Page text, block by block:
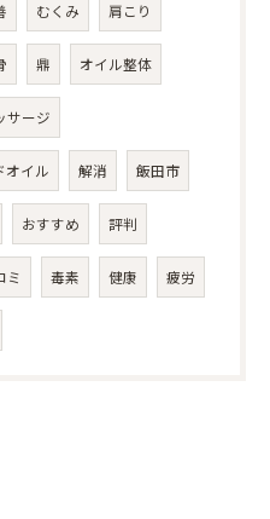
むくみ 肩こり
鼎 オイル整体
サージ
オイル 解消 飯田市
おすすめ 評判
ミ 毒素 健康 疲労